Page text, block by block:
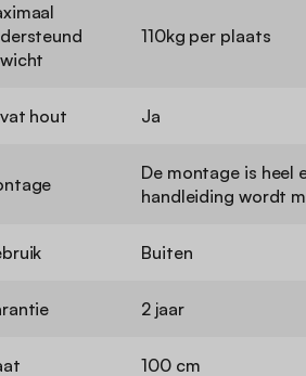
110kg per plaats
hout Ja
De montage is heel
handleiding wordt
Buiten
2 jaar
100 cm